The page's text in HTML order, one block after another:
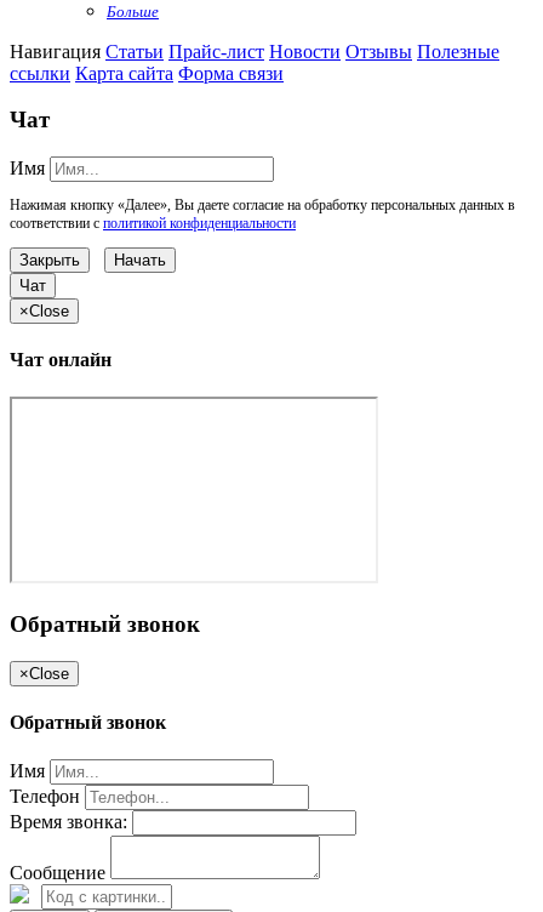
Больше
Навигация Статьи Прайс-лист Новости Отзывы Полезные
ссылки Карта сайта Форма связи
Чат
Имя
Нажимая кнопку «Далее», Вы даете согласие на обработку персональных данных в
соответствии с политикой конфиденциальности
Закрыть
Начать
Чат
×Close
Чат онлайн
Обратный звонок
×Close
Обратный звонок
Имя
Телефон
Время звонка:
Сообщение